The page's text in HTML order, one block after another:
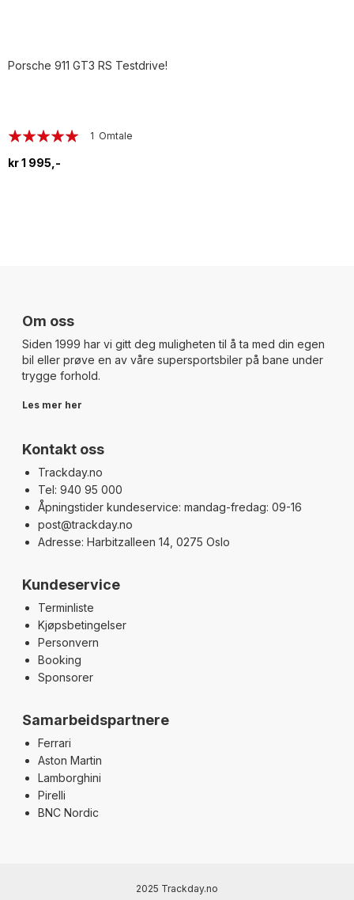
Porsche 911 GT3 RS Testdrive!
Rating:
1 Omtale
kr 1 995,-
Om oss
Siden 1999 har vi gitt deg muligheten til å ta med din egen
bil eller prøve en av våre supersportsbiler på bane under
trygge forhold.
Les mer her
Kontakt oss
Trackday.no
Tel: 940 95 000
Åpningstider kundeservice: mandag-fredag: 09-16
post@trackday.no
Adresse: Harbitzalleen 14, 0275 Oslo
Kundeservice
Terminliste
Kjøpsbetingelser
Personvern
Booking
Sponsorer
Samarbeidspartnere
Ferrari
Aston Martin
Lamborghini
Pirelli
BNC Nordic
2025 Trackday.no